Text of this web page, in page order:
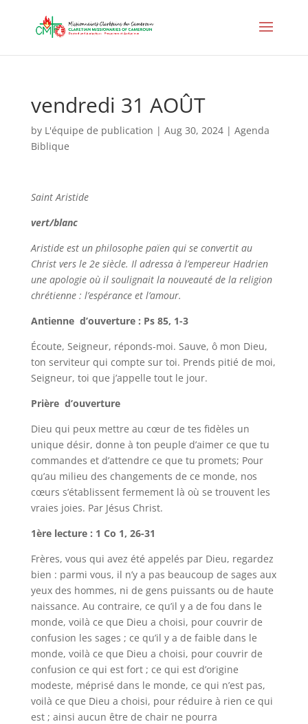
vendredi 31 AOÛT
by L'équipe de publication | Aug 30, 2024| Agenda
Biblique
SaintAristide
vert/blanc
Aristide est un philosophe païen qui se convertit au
Christ vers le 2e siècle. Il adressa à l’empereur Hadrien
une apologie où il soulignait la nouveauté de la religion
chrétienne : l’espérance et l’amour.
Antienne d’ouverture : Ps 85, 1-3
Écoute, Seigneur, réponds-moi. Sauve, ô mon Dieu,
ton serviteur qui compte sur toi. Prends pitié de moi,
Seigneur, toi que j’appelle tout le jour.
Prière d’ouverture
Dieu qui peux mettre au cœur de tes fidèles un
unique désir, donne à ton peuple d’aimer ce que tu
commandes et d’attendre ce que tu promets; Pour
qu’au milieu des changements de ce monde, nos
cœurs s’établissent fermement là où se trouvent les
vraies joies. Par Jésus Christ.
1ère lecture : 1 Co 1, 26-31
Frères, vous qui avez été appelés par Dieu, regardez
bien : parmi vous, il n’y a pas beaucoup de sages aux
yeux des hommes, ni de gens puissants ou de haute
naissance. Au contraire, ce qu’il y a de fou dans le
monde, voilà ce que Dieu a choisi, pour couvrir de
confusion les sages ; ce qu’il y a de faible dans le
monde, voilà ce que Dieu a choisi, pour couvrir de
confusion ce qui est fort ; ce qui est d’origine
modeste, méprisé dans le monde, ce qui n’est pas,
voilà ce que Dieu a choisi, pour réduire à rien ce qui
est ; ainsi aucun être de chair ne pourra